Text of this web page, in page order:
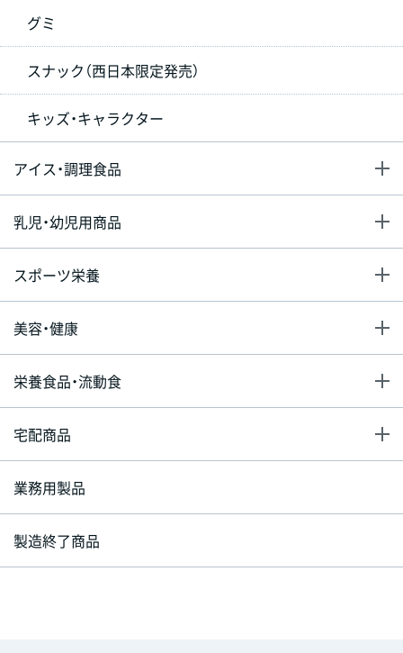
グミ
スナック（西日本限定発売）
キッズ・キャラクター
アイス・調理食品
乳児・幼児用商品
スポーツ栄養
美容・健康
栄養食品・流動食
宅配商品
業務用製品
製造終了商品